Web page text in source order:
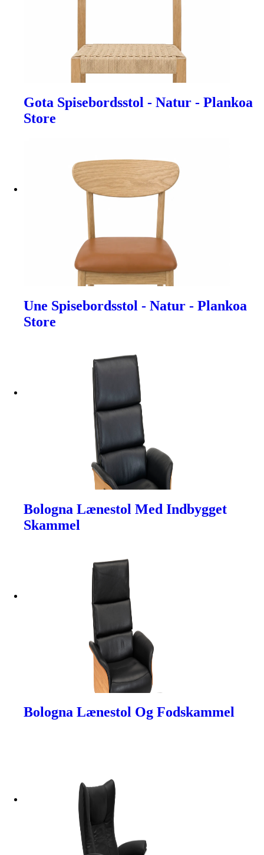
Gota Spisebordsstol - Natur - Plankoa
Store
Une Spisebordsstol - Natur - Plankoa
Store
Bologna Lænestol Med Indbygget
Skammel
Bologna Lænestol Og Fodskammel